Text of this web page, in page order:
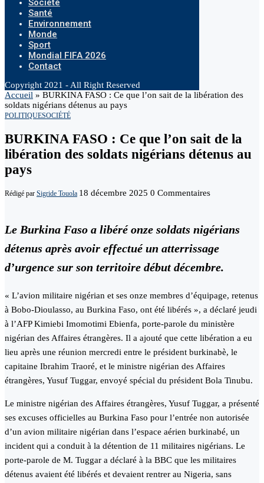
Société
Santé
Environnement
Monde
Sport
Mondial FIFA 2026
Contact
Copyright 2021 - All Right Reserved
Accueil » BURKINA FASO : Ce que l’on sait de la libération des
soldats nigérians détenus au pays
POLITIQUESOCIÉTÉ
BURKINA FASO : Ce que l’on sait de la
libération des soldats nigérians détenus au
pays
Rédigé par Sigride Touola 18 décembre 2025 0 Commentaires
Le Burkina Faso a libéré onze soldats nigérians
détenus après avoir effectué un atterrissage
d’urgence sur son territoire début décembre.
« L’avion militaire nigérian et ses onze membres d’équipage, retenus
à Bobo-Dioulasso, au Burkina Faso, ont été libérés », a déclaré jeudi
à l’AFP Kimiebi Imomotimi Ebienfa, porte-parole du ministère
nigérian des Affaires étrangères. Il a ajouté que cette libération a eu
lieu après une réunion mercredi entre le président burkinabè, le
capitaine Ibrahim Traoré, et le ministre nigérian des Affaires
étrangères, Yusuf Tuggar, envoyé spécial du président Bola Tinubu.
Le ministre nigérian des Affaires étrangères, Yusuf Tuggar, a présenté
ses excuses officielles au Burkina Faso pour l’entrée non autorisée
d’un avion militaire nigérian dans l’espace aérien burkinabé, un
incident qui a conduit à la détention de 11 militaires nigérians. Le
porte-parole de M. Tuggar a déclaré à la BBC que les militaires
détenus avaient été libérés et devaient rentrer au Nigeria, sans